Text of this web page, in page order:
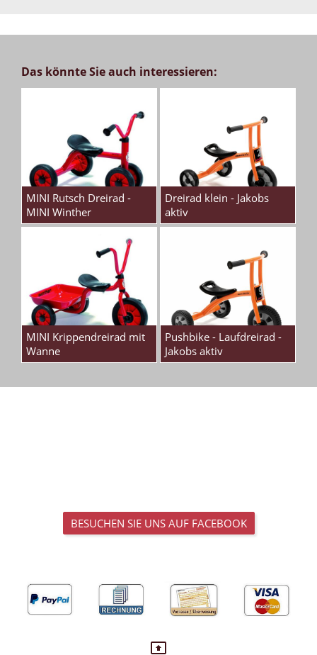
Das könnte Sie auch interessieren:
MINI Rutsch Dreirad -
MINI Winther
Dreirad klein - Jakobs
aktiv
MINI Krippendreirad mit
Wanne
Pushbike - Laufdreirad -
Jakobs aktiv
BESUCHEN SIE UNS AUF FACEBOOK